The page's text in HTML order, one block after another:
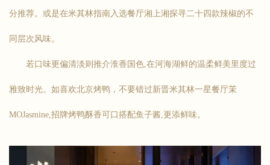
分推荐。或是在米其林指南入选餐厅湘上湘探寻二十四款辣椒的不
同层次风味。
若口味更偏清淡则推介淮香国色,在河海湖鲜的温柔鲜美里度过
雅致时光。如喜欢北京烤鸭，不要错过新晋米其林一星餐厅茉
MOJasmine,招牌烤鸭酥香可口搭配鱼子酱,更添鲜味。